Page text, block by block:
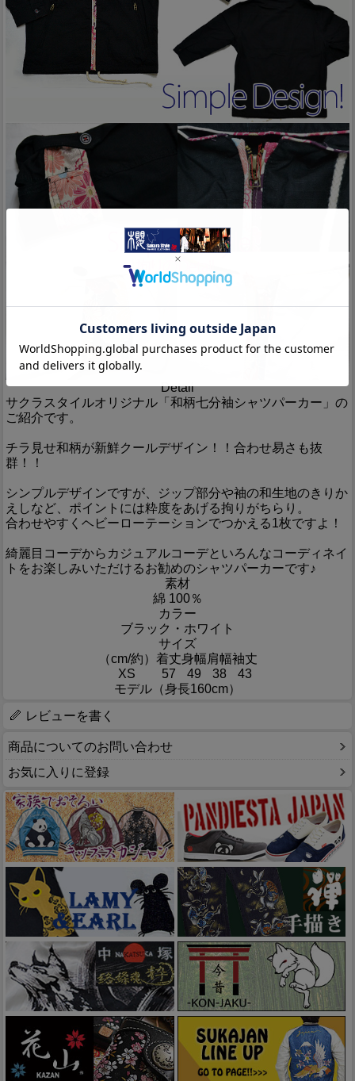
Detail
サクラスタイルオリジナル「和柄七分袖シャツパーカー」の
ご紹介です。
チラ見せ和柄が新鮮クールデザイン！！合わせ易さも抜
群！！
シンプルデザインですが、ジップ部分や袖の和生地のきりか
えしなど、ポイントには粋度をあげる拘りがちらり。
合わせやすくヘビーローテーションでつかえる1枚ですよ！
綺麗目コーデからカジュアルコーデといろんなコーディネイ
トをお楽しみいただけるお勧めのシャツパーカーです♪
素材
綿 100％
カラー
ブラック・ホワイト
サイズ
（cm/約） 着丈身幅肩幅袖丈
XS
57 49 38
43
モデル（身長160cm）
レビューを書く
商品についてのお問い合わせ
お気に入りに登録